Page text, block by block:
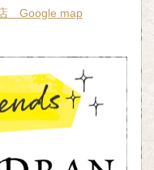
Google map